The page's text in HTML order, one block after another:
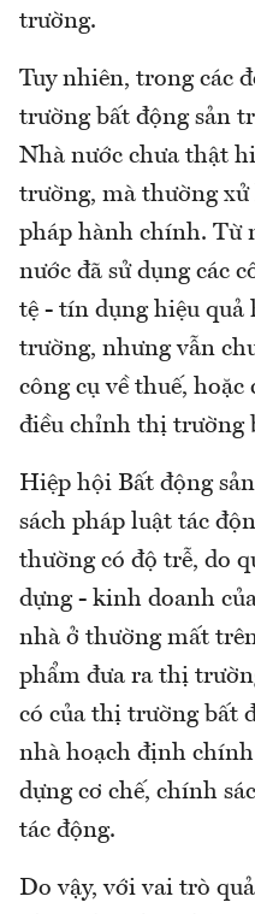
trường.
Tuy nhiên, trong các
trường bất động sản
Nhà nước chưa thật
trường, mà thường
pháp hành chính. Từ
nước đã sử dụng các
tệ - tín dụng hiệu
trường, nhưng vẫn
công cụ về thuế, hoặc
điều chỉnh thị trường
Hiệp hội Bất động
sách pháp luật tác
thường có độ trễ, do
dựng - kinh doanh
nhà ở thường mất
phẩm đưa ra thị
có của thị trường bất
nhà hoạch định
dựng cơ chế, chính
tác động.
Do vậy, với vai trò